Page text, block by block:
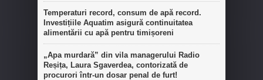
Temperaturi record, consum de apă record.
Investițiile Aquatim asigură continuitatea
alimentării cu apă pentru timișoreni
„Apa murdară” din vila managerului Radio
Reșița, Laura Sgaverdea, contorizată de
procurori într-un dosar penal de furt!